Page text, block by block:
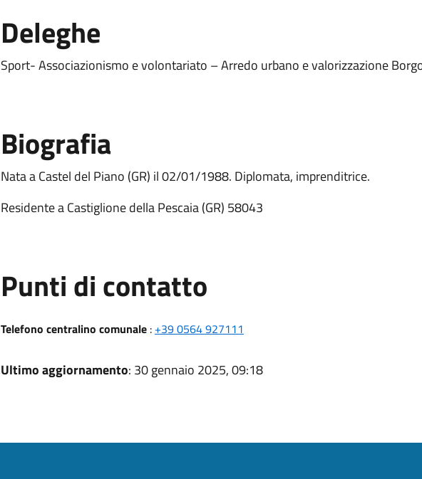
Deleghe
Sport- Associazionismo e volontariato – Arredo urbano e valorizzazione
Biografia
Nata a Castel del Piano (GR) il 02/01/1988. Diplomata, imprenditrice.
Residente a Castiglione della Pescaia (GR) 58043
Punti di contatto
Telefono centralino comunale: +39 0564 927111
Ultimo aggiornamento: 30 gennaio 2025, 09:18